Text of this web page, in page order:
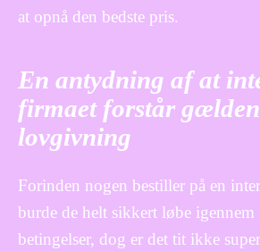
at opnå den bedste pris.
En antydning af at
firmaet forstår
lovgivning
Forinden nogen bestiller på en
burde de helt sikkert løbe igennem
betingelser, dog er det tit ikke